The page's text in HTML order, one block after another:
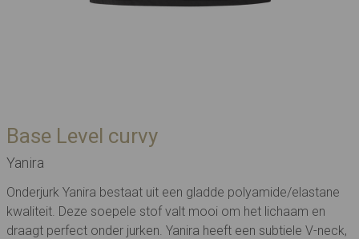
Base Level curvy
Yanira
Onderjurk Yanira bestaat uit een gladde polyamide/elastane
kwaliteit. Deze soepele stof valt mooi om het lichaam en
draagt perfect onder jurken. Yanira heeft een subtiele V-neck,